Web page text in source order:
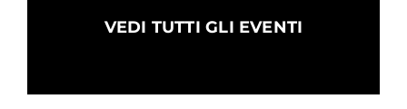
VEDI TUTTI GLI EVENTI